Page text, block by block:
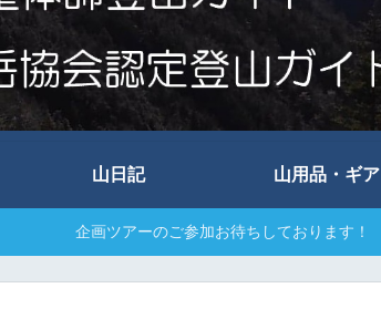
山日記 山用品・ギア
企画ツアーのご参加お待ちしております！